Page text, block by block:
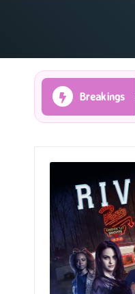
Breakings
et des ombres